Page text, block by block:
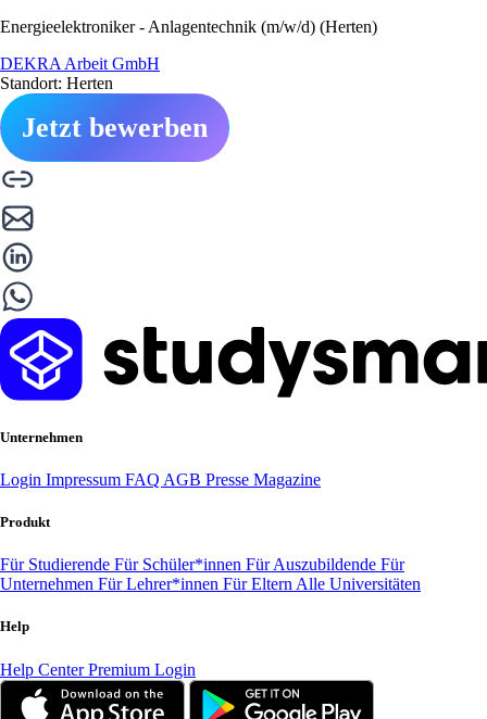
Energieelektroniker - Anlagentechnik (m/w/d) (Herten)
DEKRA Arbeit GmbH
Standort: Herten
Jetzt bewerben
Unternehmen
Login Impressum FAQ AGB Presse Magazine
Produkt
Für Studierende Für Schüler*innen Für Auszubildende Für
Unternehmen Für Lehrer*innen Für Eltern Alle Universitäten
Help
Help CenterPremium Login